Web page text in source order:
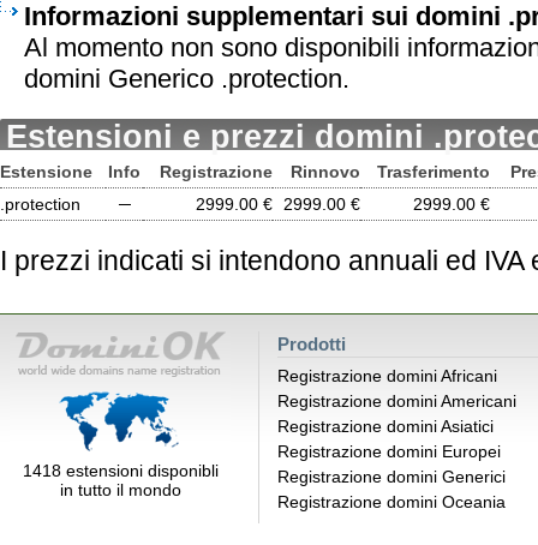
Informazioni supplementari sui domini
Al momento non sono disponibili
domini Generico .protection.
Estensioni e prezzi domini
Estensione Info Registrazione Rinnovo Trasferimento
.protection
─ 2999.00 € 2999.00 € 2999.00 €
I prezzi indicati si intendono annuali ed IVA
1418 estensioni disponibli
in tutto il mondo
Prodotti
Registrazione domini Africani
Registrazione domini Americani
Registrazione domini Asiatici
Registrazione domini Europei
Registrazione domini Generici
Registrazione domini Oceania